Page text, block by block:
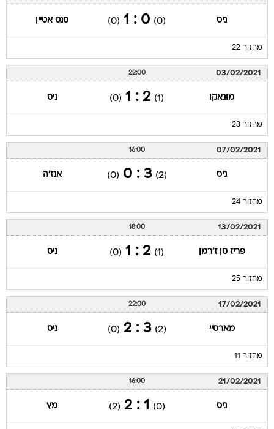
ניס (0)
0 : 1
(0) סנט אטיין
מחזור 22
03/02/2021
22:00
מונאקו (1)
2 : 1
(0) ניס
מחזור 23
07/02/2021
16:00
ניס (2)
3 : 0
(0) אנז'ה
מחזור 24
13/02/2021
18:00
פריז סן ז'רמן (1)
2 : 1
(0) ניס
מחזור 25
17/02/2021
22:00
מארסיי (2)
3 : 2
(0) ניס
מחזור 11
21/02/2021
16:00
ניס (0)
1 : 2
(2) מץ